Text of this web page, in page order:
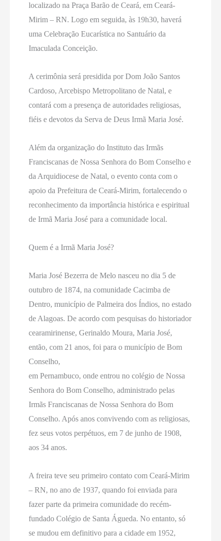
localizado na Praça Barão de Ceará, em Ceará-
Mirim – RN. Logo em seguida, às 19h30, haverá
uma Celebração Eucarística no Santuário da
Imaculada Conceição.
A cerimônia será presidida por Dom João Santos
Cardoso, Arcebispo Metropolitano de Natal, e
contará com a presença de autoridades religiosas,
fiéis e devotos da Serva de Deus Irmã Maria José.
Além da organização do Instituto das Irmãs
Franciscanas de Nossa Senhora do Bom Conselho e
da Arquidiocese de Natal, o evento conta com o
apoio da Prefeitura de Ceará-Mirim, fortalecendo o
reconhecimento da importância histórica e espiritual
de Irmã Maria José para a comunidade local.
Quem é a Irmã Maria José?
Maria José Bezerra de Melo nasceu no dia 5 de
outubro de 1874, na comunidade Cacimba de
Dentro, município de Palmeira dos Índios, no estado
de Alagoas. De acordo com pesquisas do historiador
cearamirinense, Gerinaldo Moura, Maria José,
então, com 21 anos, foi para o município de Bom
Conselho,
em Pernambuco, onde entrou no colégio de Nossa
Senhora do Bom Conselho, administrado pelas
Irmãs Franciscanas de Nossa Senhora do Bom
Conselho. Após anos convivendo com as religiosas,
fez seus votos perpétuos, em 7 de junho de 1908,
aos 34 anos.
A freira teve seu primeiro contato com Ceará-Mirim
– RN, no ano de 1937, quando foi enviada para
fazer parte da primeira comunidade do recém-
fundado Colégio de Santa Águeda. No entanto, só
se mudou em definitivo para a cidade em 1952,